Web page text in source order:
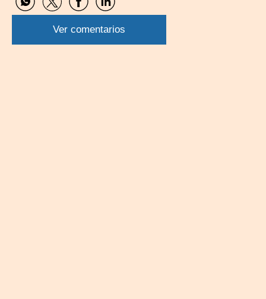
Compartir
por
WhatsApp
Compartir
por
Twitter
Compartir
por
Facebook
Compartir
por
Linkedin
Ver comentarios